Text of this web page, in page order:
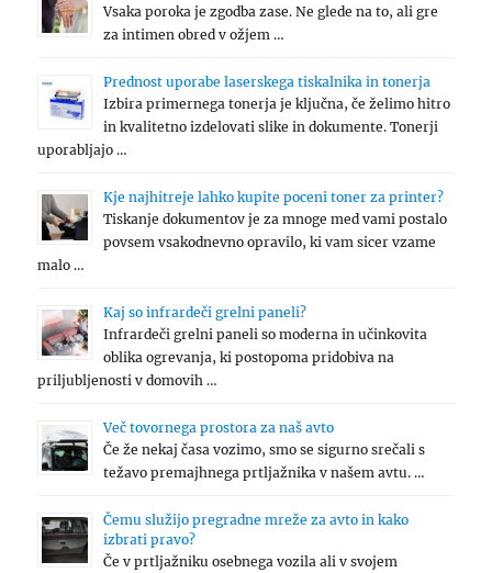
Vsaka poroka je zgodba zase. Ne glede na to, ali gre
za intimen obred v ožjem …
Prednost uporabe laserskega tiskalnika in tonerja
Izbira primernega tonerja je ključna, če želimo hitro
in kvalitetno izdelovati slike in dokumente. Tonerji
uporabljajo …
Kje najhitreje lahko kupite poceni toner za printer?
Tiskanje dokumentov je za mnoge med vami postalo
povsem vsakodnevno opravilo, ki vam sicer vzame
malo …
Kaj so infrardeči grelni paneli?
Infrardeči grelni paneli so moderna in učinkovita
oblika ogrevanja, ki postopoma pridobiva na
priljubljenosti v domovih …
Več tovornega prostora za naš avto
Če že nekaj časa vozimo, smo se sigurno srečali s
težavo premajhnega prtljažnika v našem avtu. …
Čemu služijo pregradne mreže za avto in kako
izbrati pravo?
Če v prtljažniku osebnega vozila ali v svojem